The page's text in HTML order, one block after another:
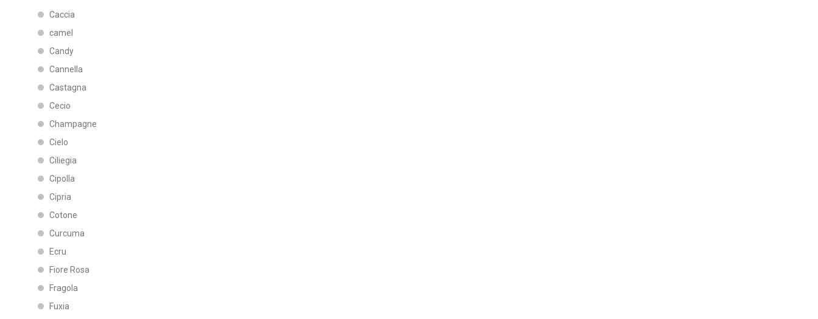
Caccia
camel
Candy
Cannella
Castagna
Cecio
Champagne
Cielo
Ciliegia
Cipolla
Cipria
Cotone
Curcuma
Ecru
Fiore Rosa
Fragola
Fuxia